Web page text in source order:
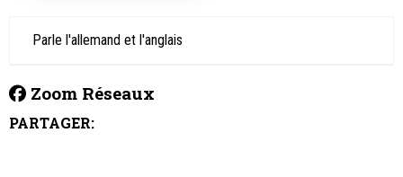
Parle l'allemand et l'anglais
Zoom Réseaux
PARTAGER: